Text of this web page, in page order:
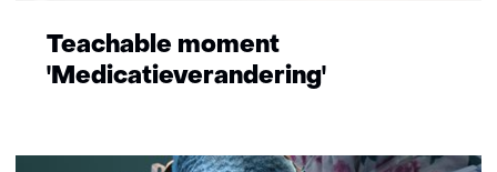
Teachable moment
'Medicatieverandering'